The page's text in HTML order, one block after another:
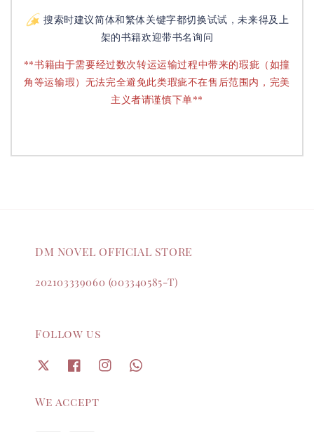
搜索时建议简体和繁体关键字都切换试试，未来得及上
架的书籍欢迎带书名询问
**书籍由于需要经过数次转运运输过程中带来的瑕疵（如撞
角等运输瑕）无法完全避免此类瑕疵不在售后范围内，完美
主义者请谨慎下单**
DM NOVEL OFFICIAL STORE
202103339060 (003340585-T)
Follow us
We accept